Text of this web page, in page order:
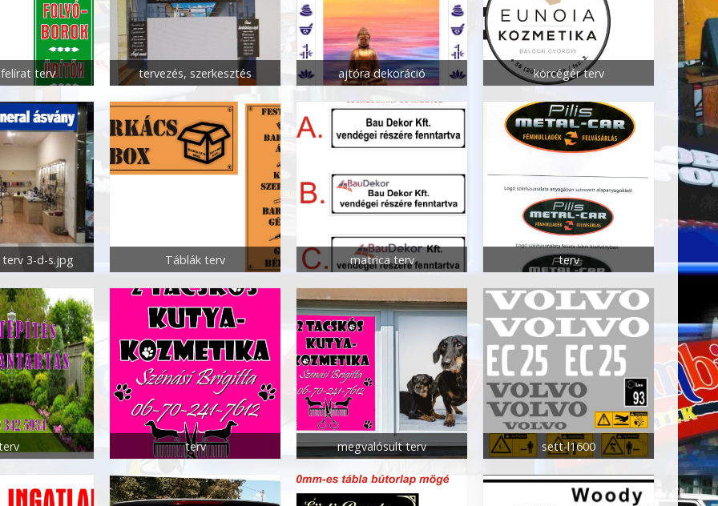
terv tervezés, szerkesztés ajtóra dekoráció körcégér terv
terv 3-d-s.jpg Táblák terv matrica terv terv
terv megvalósult terv sett-l1600